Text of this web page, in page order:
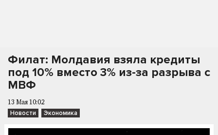
Филат: Молдавия взяла кредиты
под 10% вместо 3% из-за разрыва с
МВФ
13 Мая 10:02
Новости Экономика